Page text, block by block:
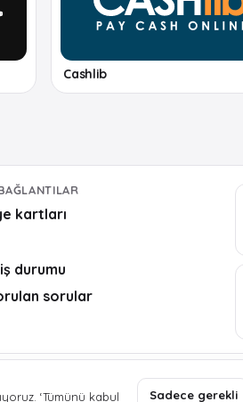
Cashlib
kartları
durumu
sorular
‘Tümünü kabul Sadece gerekli